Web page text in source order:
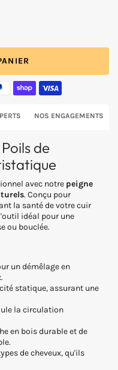
NOS ENGAGEMENTS
de
avec notre peigne
. Conçu pour
la santé de votre cuir
idéal pour une
ou bouclée.
un démêlage en
statique, assurant une
la circulation
en bois durable et de
de cheveux, qu'ils